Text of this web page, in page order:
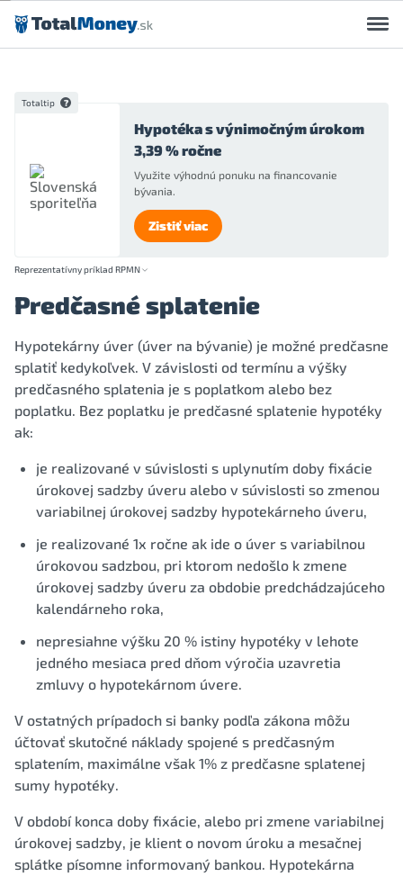
Preskočiť na obsah
Totaltip
Hypotéka s výnimočným úrokom
3,39 % ročne
Využite výhodnú ponuku na financovanie
bývania.
Zistiť viac
Reprezentatívny príklad RPMN
Predčasné splatenie
Hypotekárny úver (úver na bývanie) je možné predčasne
splatiť kedykoľvek. V závislosti od termínu a výšky
predčasného splatenia je s poplatkom alebo bez
poplatku. Bez poplatku je predčasné splatenie hypotéky
ak:
je realizované v súvislosti s uplynutím doby fixácie
úrokovej sadzby úveru alebo v súvislosti so zmenou
variabilnej úrokovej sadzby hypotekárneho úveru,
je realizované 1x ročne ak ide o úver s variabilnou
úrokovou sadzbou, pri ktorom nedošlo k zmene
úrokovej sadzby úveru za obdobie predchádzajúceho
kalendárneho roka,
nepresiahne výšku 20 % istiny hypotéky v lehote
jedného mesiaca pred dňom výročia uzavretia
zmluvy o hypotekárnom úvere.
V ostatných prípadoch si banky podľa zákona môžu
účtovať skutočné náklady spojené s predčasným
splatením, maximálne však 1% z predčasne splatenej
sumy hypotéky.
V období konca doby fixácie, alebo pri zmene variabilnej
úrokovej sadzby, je klient o novom úroku a mesačnej
splátke písomne informovaný bankou. Hypotekárna